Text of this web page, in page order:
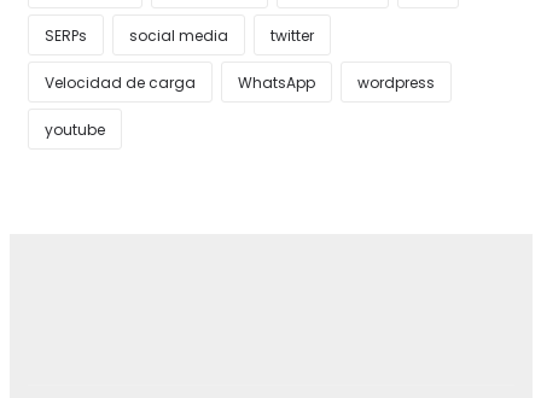
SERPs social media twitter
Velocidad de carga WhatsApp wordpress
youtube